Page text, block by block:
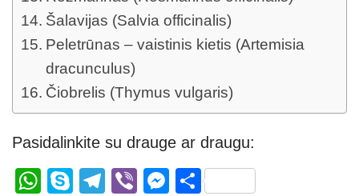
Šalavijas (Salvia officinalis)
Peletrūnas – vaistinis kietis (Artemisia
dracunculus)
Čiobrelis (Thymus vulgaris)
Pasidalinkite su drauge ar draugu:
W
S
T
Vi
M S